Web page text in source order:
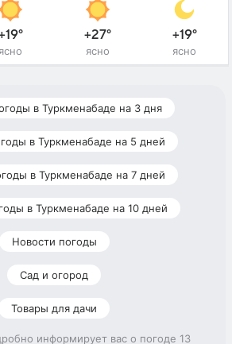
ясно
+27°
ясно
+19°
ясно
в Туркменабаде на 3 дня
в Туркменабаде на 5 дней
в Туркменабаде на 7 дней
в Туркменабаде на 10 дней
Новости погоды
Сад и огород
Товары для дачи
информирует вас о погоде 13